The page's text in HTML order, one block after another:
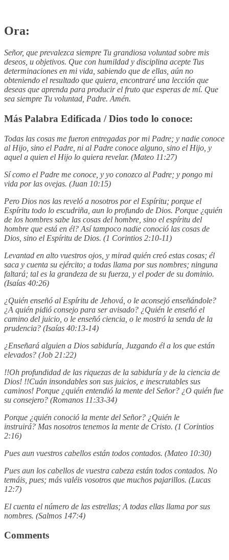
Ora:
Señor, que prevalezca siempre Tu grandiosa voluntad sobre mis
deseos, u objetivos. Que con humildad y disciplina acepte Tus
determinaciones en mi vida, sabiendo que de ellas, aún no
obteniendo el resultado que quiera, encontraré una lección que
deseas que aprenda para producir el fruto que esperas de mí. Que
sea siempre Tu voluntad, Padre. Amén.
Más Palabra Edificada / Dios todo lo conoce:
Todas las cosas me fueron entregadas por mi Padre; y nadie conoce
al Hijo, sino el Padre, ni al Padre conoce alguno, sino el Hijo, y
aquel a quien el Hijo lo quiera revelar. (Mateo 11:27)
Sí como el Padre me conoce, y yo conozco al Padre; y pongo mi
vida por las ovejas. (Juan 10:15)
Pero Dios nos las reveló a nosotros por el Espíritu; porque el
Espíritu todo lo escudriña, aun lo profundo de Dios. Porque ¿quién
de los hombres sabe las cosas del hombre, sino el espíritu del
hombre que está en él? Así tampoco nadie conoció las cosas de
Dios, sino el Espíritu de Dios. (1 Corintios 2:10-11)
Levantad en alto vuestros ojos, y mirad quién creó estas cosas; él
saca y cuenta su ejército; a todas llama por sus nombres; ninguna
faltará; tal es la grandeza de su fuerza, y el poder de su dominio.
(Isaías 40:26)
¿Quién enseñó al Espíritu de Jehová, o le aconsejó enseñándole?
¿A quién pidió consejo para ser avisado? ¿Quién le enseñó el
camino del juicio, o le enseñó ciencia, o le mostró la senda de la
prudencia? (Isaías 40:13-14)
¿Enseñará alguien a Dios sabiduría, Juzgando él a los que están
elevados? (Job 21:22)
!!Oh profundidad de las riquezas de la sabiduría y de la ciencia de
Dios! !!Cuán insondables son sus juicios, e inescrutables sus
caminos! Porque ¿quién entendió la mente del Señor? ¿O quién fue
su consejero? (Romanos 11:33-34)
Porque ¿quién conoció la mente del Señor? ¿Quién le
instruirá? Mas nosotros tenemos la mente de Cristo. (1 Corintios
2:16)
Pues aun vuestros cabellos están todos contados. (Mateo 10:30)
Pues aun los cabellos de vuestra cabeza están todos contados. No
temáis, pues; más valéis vosotros que muchos pajarillos. (Lucas
12:7)
El cuenta el número de las estrellas; A todas ellas llama por sus
nombres. (Salmos 147:4)
Comments